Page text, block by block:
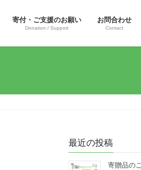
寄付・ご支援のお願い
Donation / Support
お問合わせ
Contact
最近の投稿
寄贈品の